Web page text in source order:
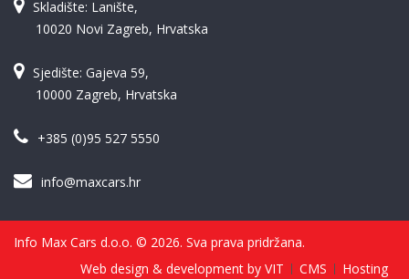
Skladište: Lanište,
10020 Novi Zagreb, Hrvatska
Sjedište: Gajeva 59,
10000 Zagreb, Hrvatska
+385 (0)95 527 5550
info@maxcars.hr
Info Max Cars d.o.o. © 2026. Sva prava pridržana.
Web design & development by VIT
CMS Hosting